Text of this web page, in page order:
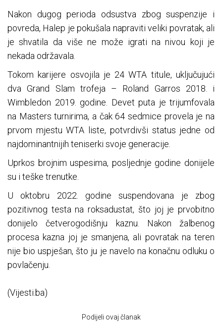
Nakon dugog perioda odsustva zbog suspenzije i
povreda, Halep je pokušala napraviti veliki povratak, ali
je shvatila da više ne može igrati na nivou koji je
nekada održavala.
Tokom karijere osvojila je 24 WTA titule, uključujući
dva Grand Slam trofeja – Roland Garros 2018. i
Wimbledon 2019. godine. Devet puta je trijumfovala
na Masters turnirima, a čak 64 sedmice provela je na
prvom mjestu WTA liste, potvrdivši status jedne od
najdominantnijih teniserki svoje generacije.
Uprkos brojnim uspesima, posljednje godine donijele
su i teške trenutke.
U oktobru 2022. godine suspendovana je zbog
pozitivnog testa na roksadustat, što joj je prvobitno
donijelo četverogodišnju kaznu. Nakon žalbenog
procesa kazna joj je smanjena, ali povratak na teren
nije bio uspješan, što ju je navelo na konačnu odluku o
povlačenju.
(Vijesti.ba)
Podijeli ovaj članak